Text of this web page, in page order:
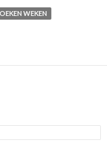
WEKEN